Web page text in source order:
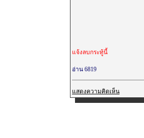
แจ้งลบกระทู้นี้
อ่าน 6819
แสดงความคิดเห็น